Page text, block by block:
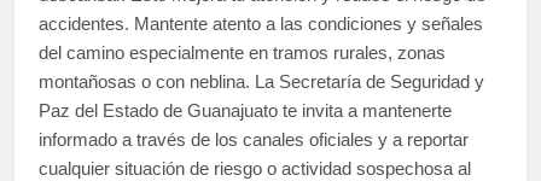
accidentes. Mantente atento a las condiciones y señales
del camino especialmente en tramos rurales, zonas
montañosas o con neblina. La Secretaría de Seguridad y
Paz del Estado de Guanajuato te invita a mantenerte
informado a través de los canales oficiales y a reportar
cualquier situación de riesgo o actividad sospechosa al